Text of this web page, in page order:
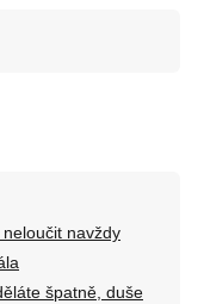
navždy
špatně, duše